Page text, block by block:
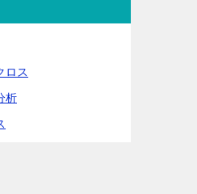
ロス
析